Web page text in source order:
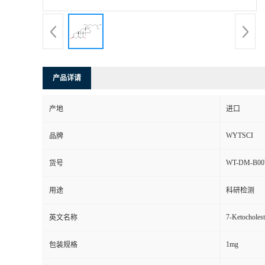
产品详请
产地 进口
品牌 WYTSCI
货号 WT-DM-
用途 科研检测
英文名称 7-
包装规格 1mg